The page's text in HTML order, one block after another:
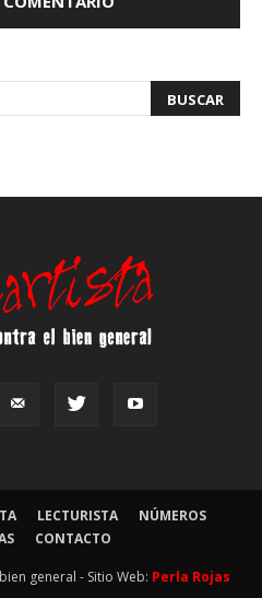
LECTURISTA
NÚMEROS
CONTACTO
general - Sitio Web: Perla Rojas